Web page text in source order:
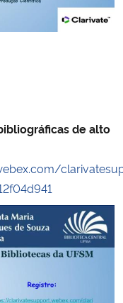
de alto